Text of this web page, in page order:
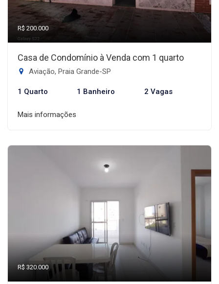
R$ 200.000
Casa de Condomínio à Venda com 1 quarto
Aviação, Praia Grande-SP
1 Quarto 1 Banheiro 2 Vagas
Mais informações
R$ 320.000